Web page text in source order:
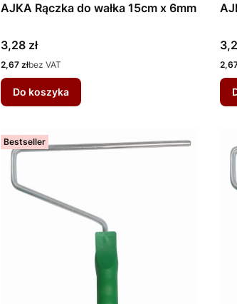
AJKA Rączka do wałka 15cm x 6mm
Cena
3,28 zł
Cena
2,67 złbez VAT
Do koszyka
Bestseller